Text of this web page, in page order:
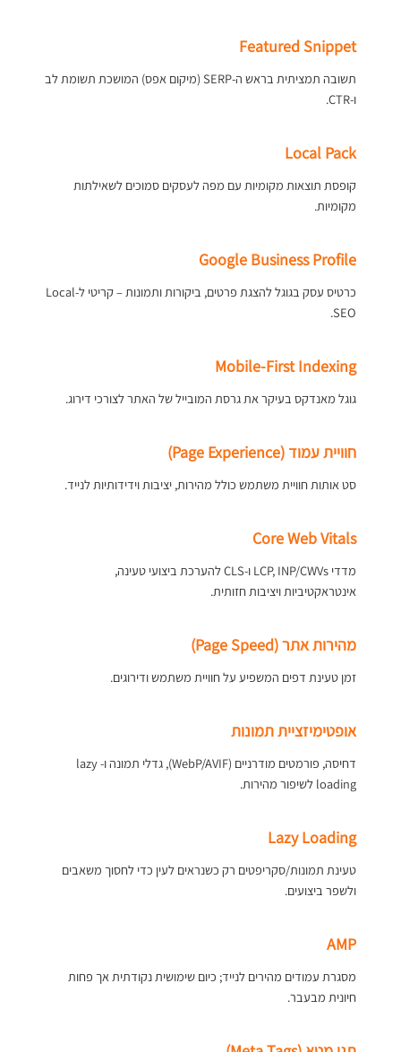
Featured Snippet
תשובה תמציתית בראש ה-SERP (מיקום אפס) המושכת תשומת לב
ו-CTR.
Local Pack
קופסת תוצאות מקומיות עם מפה לעסקים סמוכים לשאילתות
מקומיות.
Google Business Profile
כרטיס עסק בגוגל להצגת פרטים, ביקורות ותמונות – קריטי ל-Local
SEO.
Mobile-First Indexing
גוגל מאנדקס בעיקר את גרסת המובייל של האתר לצורכי דירוג.
חוויית עמוד (Page Experience)
סט אותות חוויית משתמש כולל מהירות, יציבות וידידותיות לנייד.
Core Web Vitals
מדדי LCP, INP/CWVs ו-CLS להערכת ביצועי טעינה,
אינטראקטיביות ויציבות חזותית.
מהירות אתר (Page Speed)
זמן טעינת דפים המשפיע על חוויית משתמש ודירוגים.
אופטימיזציית תמונות
דחיסה, פורמטים מודרניים (WebP/AVIF), גדלי תמונה ו- lazy
loading לשיפור מהירות.
Lazy Loading
טעינת תמונות/סקריפטים רק כשנראים לעין כדי לחסוך משאבים
ולשפר ביצועים.
AMP
מסגרת עמודים מהירים לנייד; כיום שימושית נקודתית אך פחות
חיונית מבעבר.